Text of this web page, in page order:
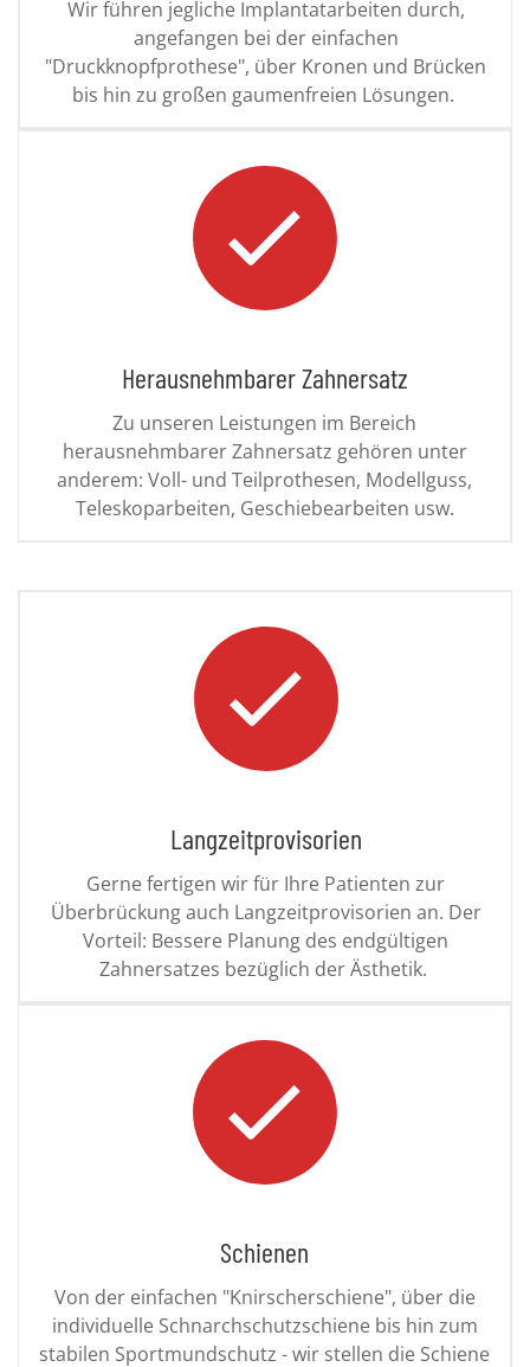
Wir führen jegliche Implantatarbeiten durch,
angefangen bei der einfachen
"Druckknopfprothese", über Kronen und Brücken
bis hin zu großen gaumenfreien Lösungen.
Herausnehmbarer Zahnersatz
Zu unseren Leistungen im Bereich
herausnehmbarer Zahnersatz gehören unter
anderem: Voll- und Teilprothesen, Modellguss,
Teleskoparbeiten, Geschiebearbeiten usw.
Langzeitprovisorien
Gerne fertigen wir für Ihre Patienten zur
Überbrückung auch Langzeitprovisorien an. Der
Vorteil: Bessere Planung des endgültigen
Zahnersatzes bezüglich der Ästhetik.
Schienen
Von der einfachen "Knirscherschiene", über die
individuelle Schnarchschutzschiene bis hin zum
stabilen Sportmundschutz - wir stellen die Schiene